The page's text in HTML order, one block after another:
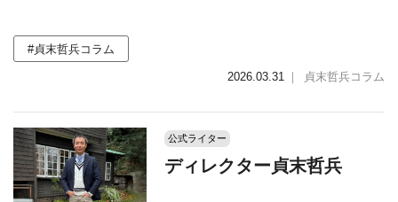
#貞末哲兵コラム
2026.03.31 ｜ 貞末哲兵コラム
公式ライター
ディレクター貞末哲兵